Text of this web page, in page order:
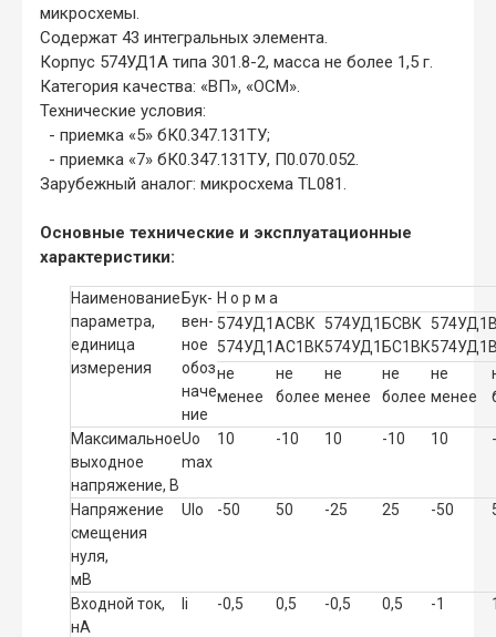
микросхемы.
Содержат 43 интегральных элемента.
Корпус 574УД1А типа 301.8-2, масса не более 1,5 г.
Категория качества: «ВП», «ОСМ».
Технические условия:
- приемка «5» бК0.347.131ТУ;
- приемка «7» бК0.347.131ТУ, П0.070.052.
Зарубежный аналог: микросхема TL081.
Основные технические и эксплуатационные
характеристики:
Наименование
параметра,
единица
измерения
Бук-
вен-
ное
обоз
наче
ние
Н о р м а
574УД1АСВК
574УД1АС1ВК
574УД1БСВК
574УД1БС1ВК
не
менее
не
более
не
менее
не
более
не
менее
Максимальное
выходное
напряжение, В
Uо
max
10 -10 10 -10 10 -
Напряжение
смещения
нуля,
мВ
U o -50 50 -25 25 -50
Входной ток,
нА
Ii -0,5 0,5 -0,5 0,5 -1